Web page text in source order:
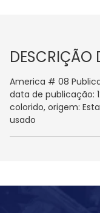
DESCRIÇÃO
America # 08
data de publicação:
colorido, origem:
usado